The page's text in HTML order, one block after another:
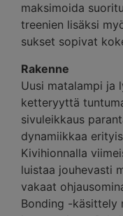
maksimoida
treenien lisäksi
sukset sopivat
Rakenne
Uusi matalampi ja
ketteryyttä
sivuleikkaus
dynamiikkaa
Kivihionnalla
luistaa jouhevasti
vakaat
Bonding -käsittely